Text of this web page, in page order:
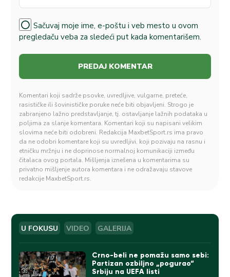
Sačuvaj moje ime, e-poštu i veb mesto u ovom
pregledaču veba za sledeći put kada komentarišem.
Komentari koji sadrže psovke, uvredljive, vulgarne, preteće,
rasističke ili šovinističke poruke neće biti objavljeni. Strogo je
zabranjeno lažno predstavljanje, tj. ostavljanje lažnih podataka u
poljima za slanje komentara. Komentari koji su napisani velikim
slovima neće biti odobreni. Redakcija MaxbetSport.rs ima pravo
da ne odobri komentare koji su uvredljivi, koji pozivaju na rasnu i
etničku mržnju i ne doprinose normalnoj komunikaciji između
čitalaca ovog portala. Mišljenja iznešena u komentarima su
privatno mišljenje autora komentara i ne odražavaju stavove
redakcije MaxbetSport.rs.
U FOKUSU VIDEO GALERIJA
Crno-beli ne pomažu samo sebi:
Partizan ozbiljno „pogurao“
Srbiju na UEFA listi